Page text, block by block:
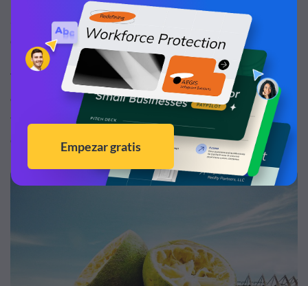
admirando estas ilusiones de profundidad todo el tiempo
en nuestras vidas.
Tendemos a percibir objetos más grandes como si
estuvieran más cerca que objetos más pequeños y, por lo
tanto, a menudo captan nuestra atención antes que
cualquier otro objeto dentro de un diseño.